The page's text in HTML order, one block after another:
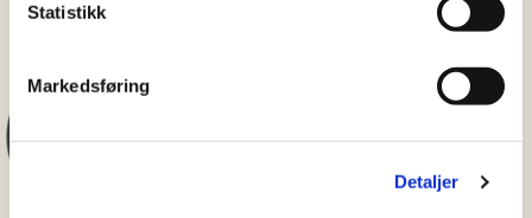
Statistikk
Markedsføring
Detaljer
Medium
CO₂e-utslipp: 0.6 – 1.5